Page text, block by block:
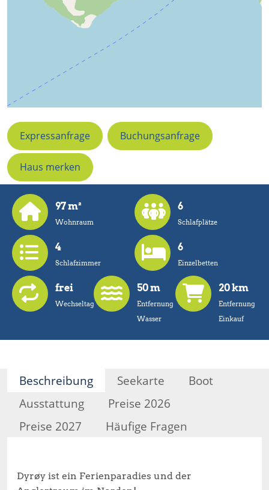
Expressanfrage Buchungsanfrage
Haus merken
97 m²
Wohnraum
6
Schlafplätze
4
Schlafzimmer
6
Einzelbetten
frei
Wechseltag
50 m
Entfernung
Wasser
20 km
Entfernung
Einkauf
Beschreibung Seekarte
Boot
Ausstattung
Preise 2026
Preise 2027
Häufige Fragen
Dyrøy ist ein Ferienparadies und der